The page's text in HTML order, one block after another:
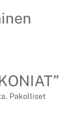
Pakolliset